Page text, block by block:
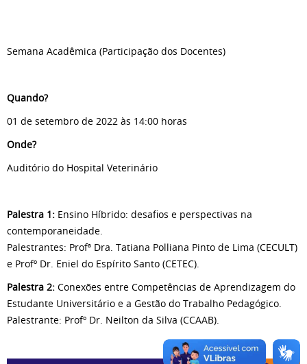
Semana Acadêmica (Participação dos Docentes)
Quando?
01 de setembro de 2022 às 14:00 horas
Onde?
Auditório do Hospital Veterinário
Palestra 1: Ensino Híbrido: desafios e perspectivas na
contemporaneidade.
Palestrantes: Profª Dra. Tatiana Polliana Pinto de Lima (CECULT)
e Profº Dr. Eniel do Espírito Santo (CETEC).
Palestra 2: Conexões entre Competências de Aprendizagem do
Estudante Universitário e a Gestão do Trabalho Pedagógico.
Palestrante: Profº Dr. Neilton da Silva (CCAAB).